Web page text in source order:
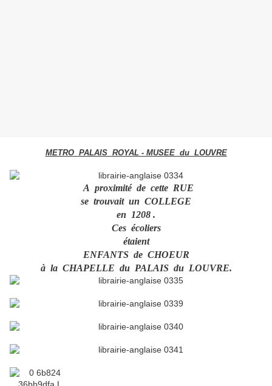
METRO PALAIS ROYAL - MUSEE du LOUVRE
A proximité de cette RUE
se trouvait un COLLEGE
en 1208 .
Ces écoliers
étaient
ENFANTS de CHOEUR
à la CHAPELLE du PALAIS du LOUVRE.